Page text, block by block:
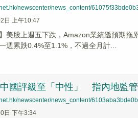
newscenter/news_content/
日 上午10:47
】美股上週五下跌，Amazon業績遜預期
週累跌0.4%至1.1%，不過全月計...
國評級至「中性」 指內地監
newscenter/news_content/
日 下午3:34